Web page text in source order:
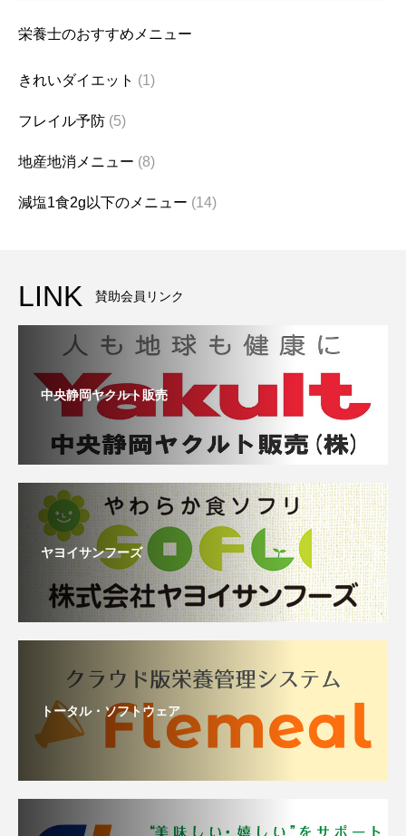
栄養士のおすすめメニュー
きれいダイエット (1)
フレイル予防 (5)
地産地消メニュー (8)
減塩1食2g以下のメニュー (14)
LINK 賛助会員リンク
中央静岡ヤクルト販売
ヤヨイサンフーズ
トータル・ソフトウェア